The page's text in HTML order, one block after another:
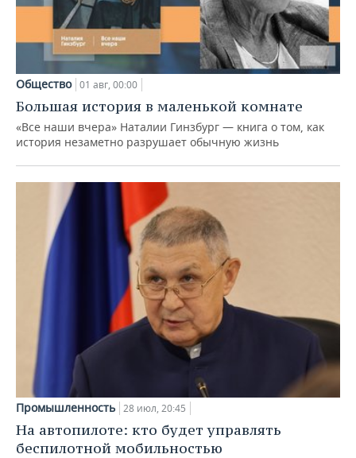
Общество 01 авг, 00:00
Большая история в маленькой комнате
«Все наши вчера» Наталии Гинзбург — книга о том, как
история незаметно разрушает обычную жизнь
Промышленность 28 июл, 20:45
На автопилоте: кто будет управлять
беспилотной мобильностью